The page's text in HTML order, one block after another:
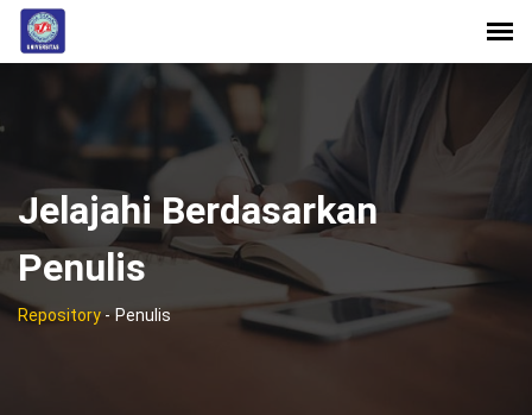
Jelajahi Berdasarkan
Penulis
Repository- Penulis